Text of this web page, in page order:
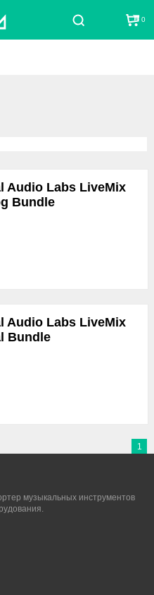
Поиск 0
Audio Labs LiveMix
Bundle
Audio Labs LiveMix
Bundle
1
музыкальных инструментов